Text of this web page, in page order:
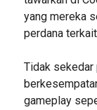
yang mereka
perdana
Tidak sekedar
gameplay